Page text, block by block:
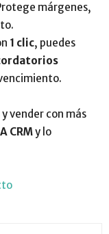
márgenes,
1 clic, puedes
vender con más
CRMy lo